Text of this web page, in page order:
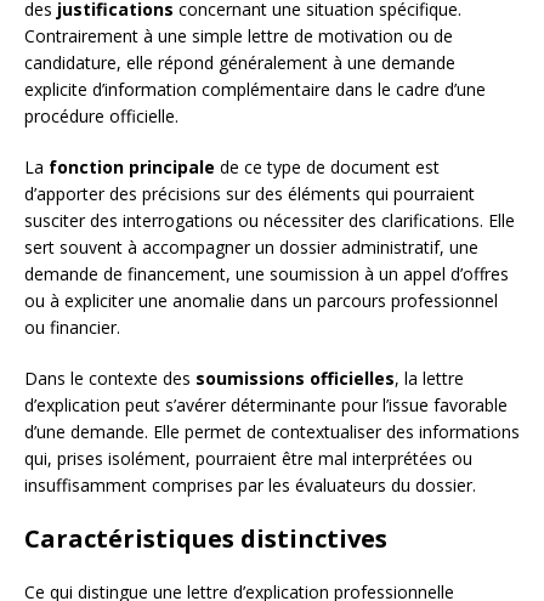
des justifications concernant une situation spécifique.
Contrairement à une simple lettre de motivation ou de
candidature, elle répond généralement à une demande
explicite d’information complémentaire dans le cadre d’une
procédure officielle.
La fonction principale de ce type de document est
d’apporter des précisions sur des éléments qui pourraient
susciter des interrogations ou nécessiter des clarifications. Elle
sert souvent à accompagner un dossier administratif, une
demande de financement, une soumission à un appel d’offres
ou à expliciter une anomalie dans un parcours professionnel
ou financier.
Dans le contexte des soumissions officielles, la lettre
d’explication peut s’avérer déterminante pour l’issue favorable
d’une demande. Elle permet de contextualiser des informations
qui, prises isolément, pourraient être mal interprétées ou
insuffisamment comprises par les évaluateurs du dossier.
Caractéristiques distinctives
Ce qui distingue une lettre d’explication professionnelle